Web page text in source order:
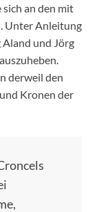
an den mit
Unter Anleitung
Aland und Jörg
derweil den
Kronen der